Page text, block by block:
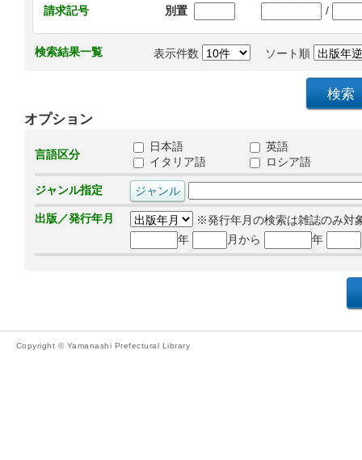
請求記号
別置 /
検索結果一覧 表示件数 ソート順
オプション
言語区分
日本語
英語
イタリア語
ロシア語
ジャンル指定
出版／発行年月
※発行年月の検索は雑誌のみ対
年
月から 年
Copyright © Yamanashi Prefectural Library